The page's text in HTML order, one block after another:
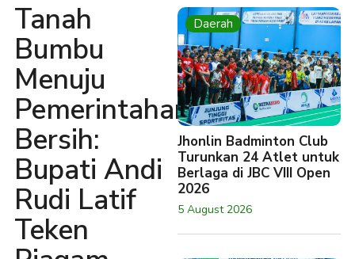
Tanah
Bumbu
Menuju
Pemerintahan
Bersih:
Bupati Andi
Rudi Latif
Teken
Daerah
Jhonlin Badminton Club
Turunkan 24 Atlet untuk
Berlaga di JBC VIII Open
2026
5 August 2026